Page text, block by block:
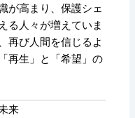
が高まり、保護シェ
る人々が増えていま
再び人間を信じるよ
再生」と「希望」の
来